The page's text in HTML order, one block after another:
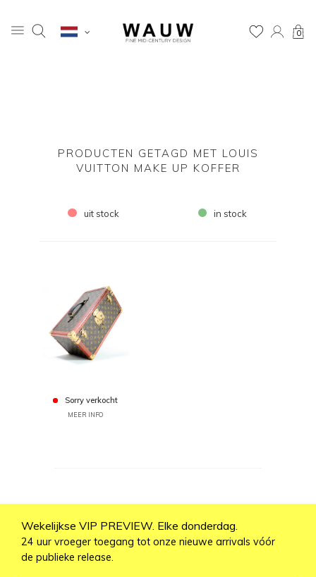
0
PRODUCTEN GETAGD MET LOUIS
VUITTON MAKE UP KOFFER
uit stock in stock
Sorry verkocht
MEER INFO
Wekelijkse VIP PREVIEW. Elke donderdag.
24 uur vroeger toegang tot onze nieuwe arrivals vóór
de publieke release.